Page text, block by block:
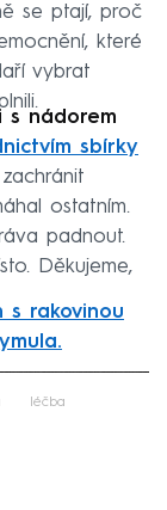
se ptají, proč
které
vybrat
s nádorem
sbírky
ostatním.
padnout.
Děkujeme,
s rakovinou
léčba